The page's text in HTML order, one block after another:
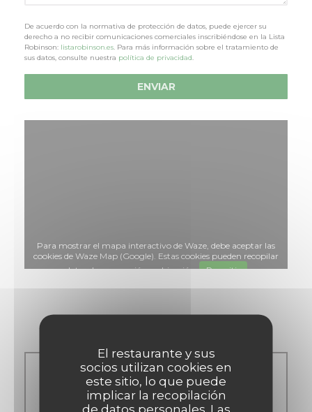
El restaurante y sus
socios utilizan cookies en
este sitio, lo que puede
implicar la recopilación
de datos personales. Las
De acuerdo con la normativa de protección de datos, puede ejercer su
derecho a no recibir comunicaciones comerciales inscribiéndose en la Lista
Robinson: listarobinson.es. Para más información sobre el tratamiento de
sus datos, consulte nuestra política de privacidad.
Para mostrar el mapa interactivo de Waze, debe aceptar las
cookies de Waze Map (Google). Estas cookies pueden recopilar
datos de navegación y ubicación.
Permitir
Horario de apertura
Lun-Vie